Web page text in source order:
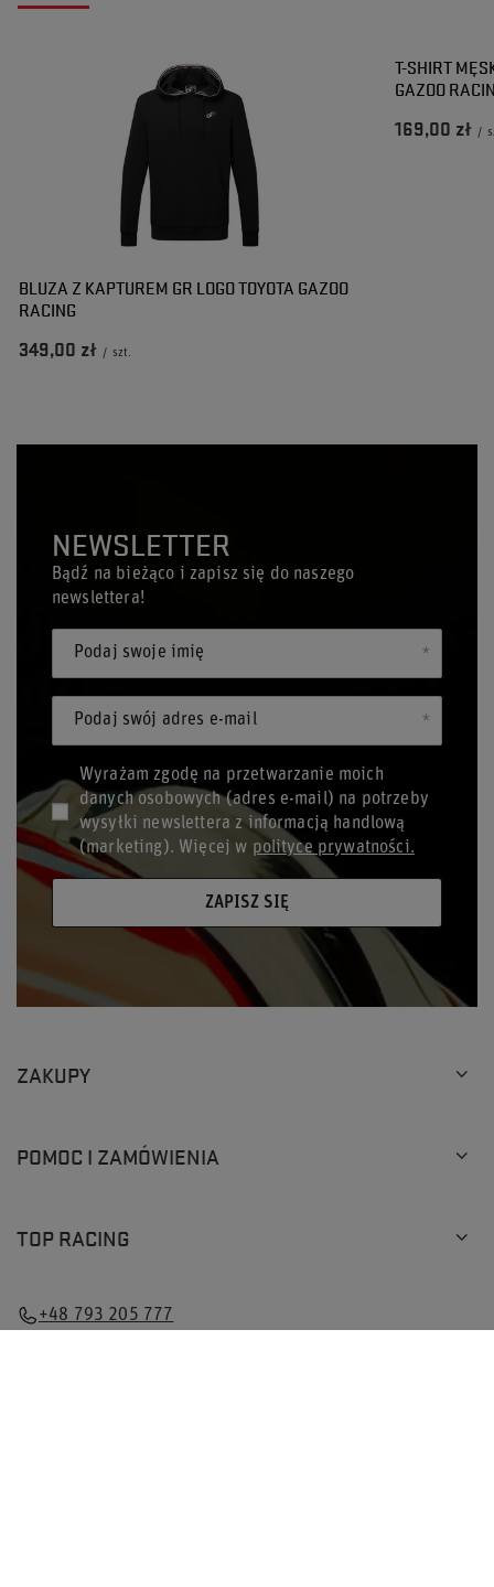
BLUZA Z KAPTUREM GR LOGO TOYOTA GAZOO
RACING
349,00 zł / szt.
T-SHIRT
GAZOO
169,00 zł /
NEWSLETTER
Bądź na bieżąco i zapisz się do naszego
newslettera!
Podaj swoje imię
Podaj swój adres e-mail
Wyrażam zgodę na przetwarzanie moich
danych osobowych (adres e-mail) na potrzeby
wysyłki newslettera z informacją handlową
(marketing). Więcej w polityce prywatności.
ZAPISZ SIĘ
ZAKUPY
POMOC I ZAMÓWIENIA
TOP RACING
+48 793 205 777